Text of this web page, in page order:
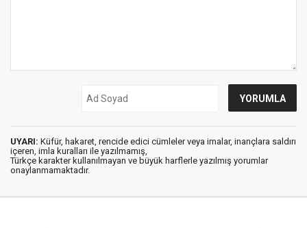
UYARI: Küfür, hakaret, rencide edici cümleler veya imalar, inançlara saldırı
içeren, imla kuralları ile yazılmamış,
Türkçe karakter kullanılmayan ve büyük harflerle yazılmış yorumlar
onaylanmamaktadır.